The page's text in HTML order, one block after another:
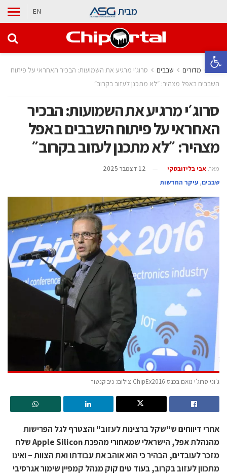
פתח סרגל נגישות
מבית EN
בית מדורים ‫שבבים‬
סרוג׳י מרגיע את השמועות: הבכיר האחראי על פיתוח
השבבים באפל מצהיר: ״לא מתכנן לעזוב בקרוב״
סרוג׳י מרגיע את השמועות: הבכיר
האחראי על פיתוח השבבים באפל
מצהיר: ״לא מתכנן לעזוב בקרוב״
מאת אבי בליזובסקי
12 דצמבר 2025
‫שבבים‬, עיקר החדשות
ג'וני סרוג'י נואם בכנס ChipEx2016 צילום: ניב קנטור
אחרי דיווחים ש"שקל ברצינות לעזוב" והצטרף לגל הפרישות
מהנהלת אפל, הישראלי שמאחורי מהפכת Apple Silicon שלח
מזכר לעובדים, הבהיר כי הוא אוהב את עבודתו ואת הצוות – ואינו
מתכוון לעזוב בקרוב, בעוד טים קוק מנהל קמפיין שימור אגרסיבי